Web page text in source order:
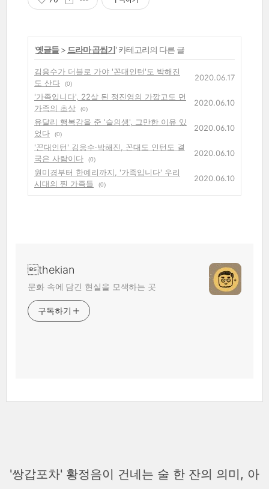
'옛글들> 드라마 곱씹기' 카테고리의 다른 글
김응수가 더블로 가야 '꼰대인턴'도 박해진
도 산다
(0)
2020.06.17
'가족입니다', 22살 된 정진영의 가깝고도 먼
가족의 초상
(0)
2020.06.10
유달리 행복감을 준 '슬의생', 그만한 이유 있
었다
(0)
2020.06.10
'꼰대인턴' 김응수·박해진, 꼰대도 인턴도 결
국은 사람이다
(0)
2020.06.10
원미경부터 한예리까지, '가족입니다' 우리
시대의 찐 가족들
(0)
2020.06.10
thekian
문화 속에 담긴 현실을 모색하는 곳
구독하기
'쌍갑포차' 황정음이 건네는 술 한 잔의 의미, 아